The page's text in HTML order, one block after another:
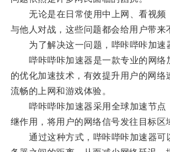
无论是在日常使用中上网、看视频
与他人对战，这些问题都会给用户带来
为了解决这一问题，哔咔哔咔加速
哔咔哔咔加速器是一款专业的网络
的优化加速技术，有效提升用户的网络
流畅的上网和游戏体验。
哔咔哔咔加速器采用全球加速节点
继作用，将用户的网络信号发往目标区
通过这种方式，哔咔哔咔加速器可